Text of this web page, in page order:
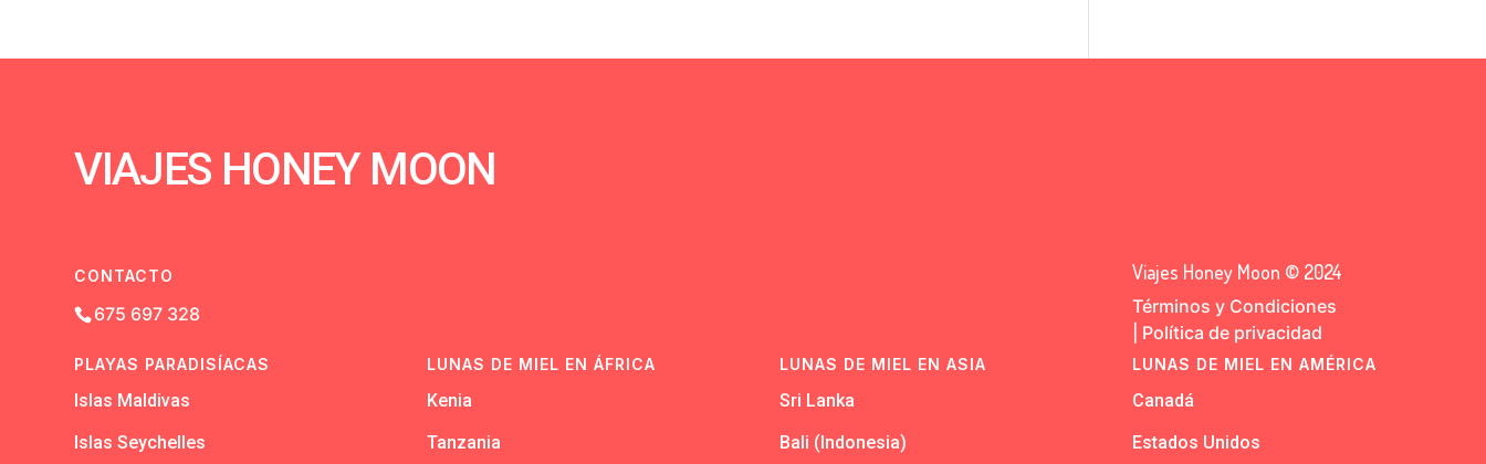
VIAJES HONEY MOON
CONTACTO
675 697 328
Viajes Honey Moon © 2024
Términos y Condiciones
Política de privacidad
PLAYAS PARADISÍACAS
Islas Maldivas
Islas Seychelles
LUNAS DE MIEL EN ÁFRICA
Kenia
Tanzania
LUNAS DE MIEL EN ASIA
Sri Lanka
Bali (Indonesia)
LUNAS DE MIEL EN AMÉRICA
Canadá
Estados Unidos